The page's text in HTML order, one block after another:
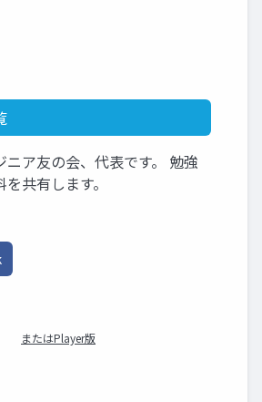
ニア友の会、代表です。 勉強
共有します。
またはPlayer版